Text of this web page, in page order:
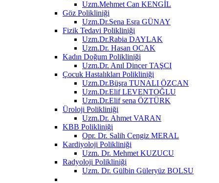
Uzm.Mehmet Can KENGİL
Göz Polikliniği
Uzm.Dr.Sena Esra GÜNAY
Fizik Tedavi Polikliniği
Uzm.Dr.Rabia DAYLAK
Uzm.Dr. Hasan OCAK
Kadın Doğum Polikliniği
Uzm.Dr. Anıl Dinçer TAŞCI
Çocuk Hastalıkları Polikliniği
Uzm.Dr.Büşra TUNALI ÖZCAN
Uzm.Dr.Elif LEVENTOĞLU
Uzm.Dr.Elif sena ÖZTÜRK
Üroloji Polikliniği
Uzm.Dr. Ahmet VARAN
KBB Polikliniği
Opr. Dr. Salih Cengiz MERAL
Kardiyoloji Polikliniği
Uzm. Dr. Mehmet KUZUCU
Radyoloji Polikliniği
Uzm. Dr. Gülbin Güleryüz BOLSU